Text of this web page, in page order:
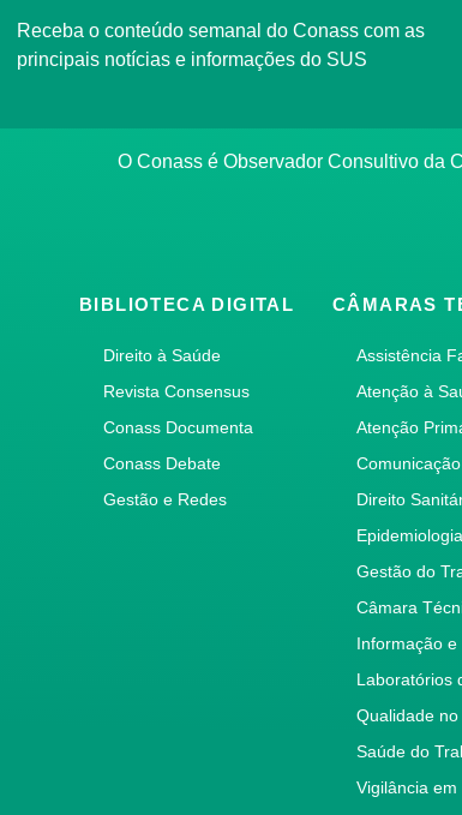
Receba o conteúdo semanal do Conass com as
principais notícias e informações do SUS
O Conass é Observador Consultivo
BIBLIOTECA DIGITAL
Direito à Saúde
Revista Consensus
Conass Documenta
Conass Debate
Gestão e Redes
CÂMARAS
Assistência
Atenção à
Atenção
Direito
Epidemiologia
Gestão do
Câmara
Informação
Laboratórios
Qualidade
Saúde do
Vigilância